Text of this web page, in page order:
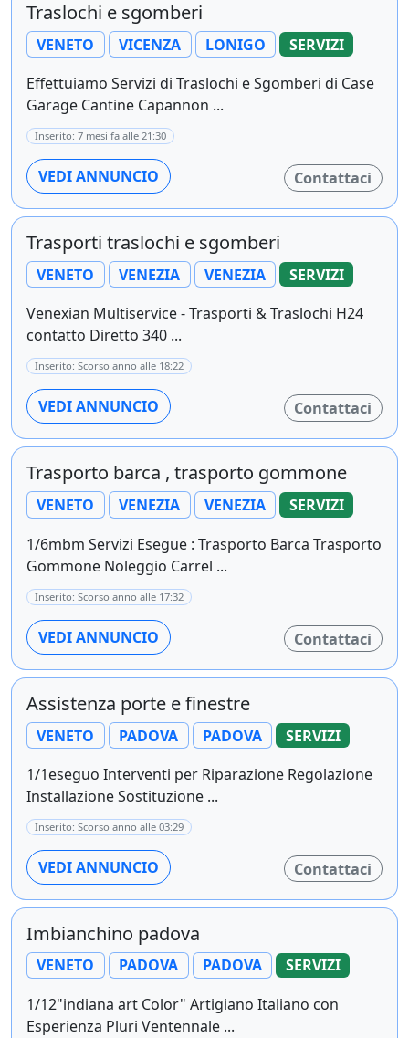
Traslochi e sgomberi
VENETO VICENZA LONIGO
SERVIZI
Effettuiamo Servizi di Traslochi e Sgomberi di Case
Garage Cantine Capannon ...
Inserito: 7 mesi fa alle 21:30
VEDI ANNUNCIO Contattaci
Trasporti traslochi e sgomberi
VENETO VENEZIA VENEZIA
SERVIZI
Venexian Multiservice - Trasporti & Traslochi H24
contatto Diretto 340 ...
Inserito: Scorso anno alle 18:22
VEDI ANNUNCIO Contattaci
Trasporto barca , trasporto gommone
VENETO VENEZIA VENEZIA
SERVIZI
1/6mbm Servizi Esegue : Trasporto Barca Trasporto
Gommone Noleggio Carrel ...
Inserito: Scorso anno alle 17:32
VEDI ANNUNCIO Contattaci
Assistenza porte e finestre
VENETO PADOVA PADOVA
SERVIZI
1/1eseguo Interventi per Riparazione Regolazione
Installazione Sostituzione ...
Inserito: Scorso anno alle 03:29
VEDI ANNUNCIO Contattaci
Imbianchino padova
VENETO PADOVA PADOVA
SERVIZI
1/12"indiana art Color" Artigiano Italiano con
Esperienza Pluri Ventennale ...